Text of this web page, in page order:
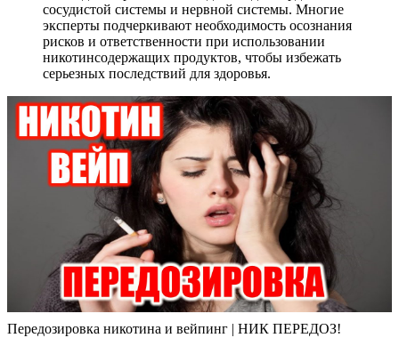
сосудистой системы и нервной системы. Многие
эксперты подчеркивают необходимость осознания
рисков и ответственности при использовании
никотинсодержащих продуктов, чтобы избежать
серьезных последствий для здоровья.
Передозировка никотина и вейпинг | НИК ПЕРЕДОЗ!